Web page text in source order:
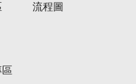
流程圖